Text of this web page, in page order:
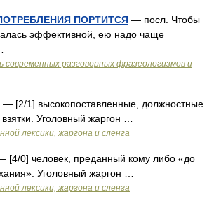
ПОРТИТСЯ — посл. Чтобы
эффективной, ею надо чаще
современных разговорных фразеологизмов и
— [2/1] высокопоставленные, должностные
Уголовный жаргон …
лексики, жаргона и сленга
[4/0] человек, преданный кому либо «до
Уголовный жаргон …
лексики, жаргона и сленга